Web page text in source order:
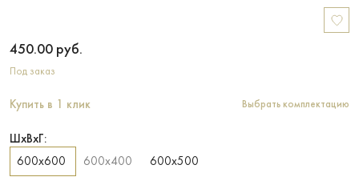
450.00 руб.
Под заказ
Купить в 1 клик Выбрать комплектацию
ШхВхГ:
600х600
600х400 600х500